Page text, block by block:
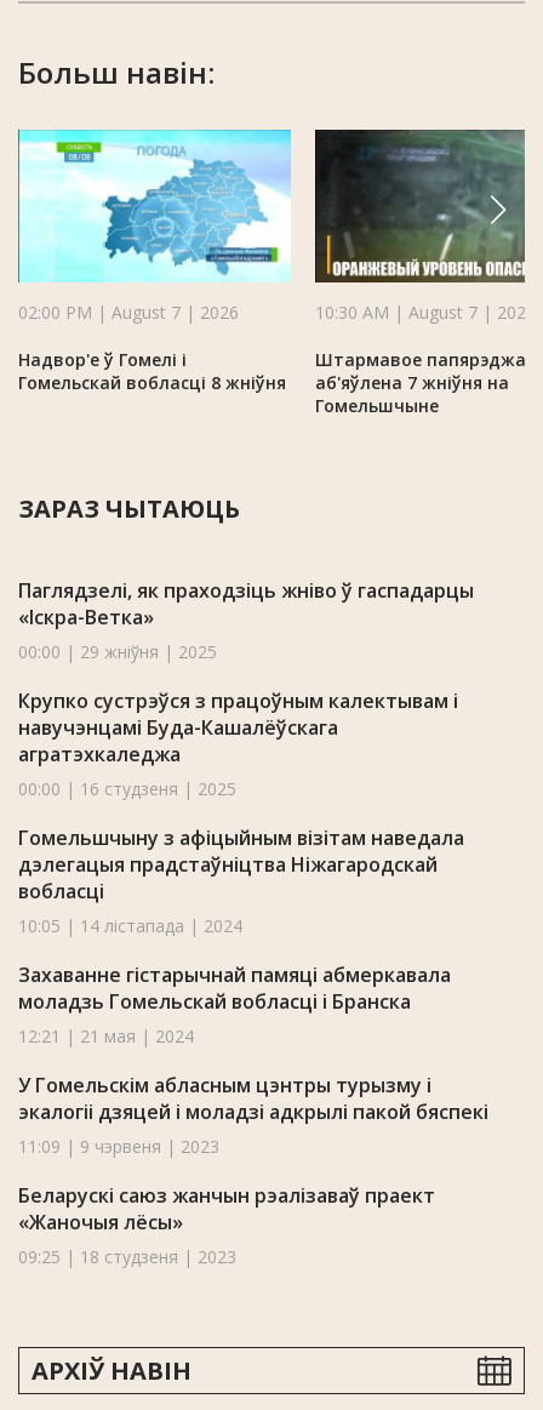
Больш навін:
02:00 PM | August 7 | 2026
Надвор'е ў Гомелі і
Гомельскай вобласці 8 жніўня
10:30 AM | August 7 | 2026
Штармавое
аб'яўлена 7 жніўня на
Гомельшчыне
ЗАРАЗ ЧЫТАЮЦЬ
Паглядзелі, як праходзіць жніво ў гаспадарцы
«Іскра-Ветка»
00:00 | 29 жніўня | 2025
Крупко сустрэўся з працоўным калектывам і
навучэнцамі Буда-Кашалёўскага
агратэхкаледжа
00:00 | 16 студзеня | 2025
Гомельшчыну з афіцыйным візітам наведала
дэлегацыя прадстаўніцтва Ніжагародскай
вобласці
10:05 | 14 лістапада | 2024
Захаванне гістарычнай памяці абмеркавала
моладзь Гомельскай вобласці і Бранска
12:21 | 21 мая | 2024
У Гомельскім абласным цэнтры турызму і
экалогіі дзяцей і моладзі адкрылі пакой бяспекі
11:09 | 9 чэрвеня | 2023
Беларускі саюз жанчын рэалізаваў праект
«Жаночыя лёсы»
09:25 | 18 студзеня | 2023
АРХІЎ НАВІН